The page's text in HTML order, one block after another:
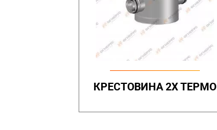
КРЕСТОВИНА 2Х ТЕРМО